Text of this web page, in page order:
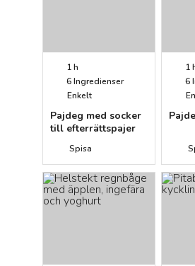
1 h
6Ingredienser
Enkelt
Pajdeg med socker
till efterrättspajer
Spisa
1
6